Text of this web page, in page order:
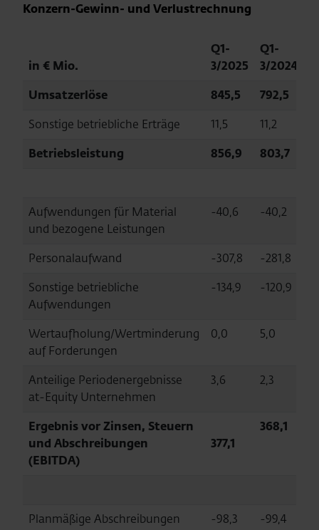
Konzern-Gewinn- und Verlustrechnung
in € Mio.
Q1-
3/2025
Q1-
3/2024
Umsatzerlöse
845,5
792,5
Sonstige betriebliche Erträge
11,5
11,2
Betriebsleistung
856,9 803,7
Aufwendungen für Material
und bezogene Leistungen
-40,6 -40,2
Personalaufwand -307,8
-281,8
Sonstige betriebliche
Aufwendungen
-134,9 -120,9
Wertaufholung/Wertminderung
auf Forderungen
0,0 5,0
Anteilige Periodenergebnisse
at-Equity Unternehmen
3,6 2,3
Ergebnis vor Zinsen, Steuern
und Abschreibungen
(EBITDA)
377,1
368,1
Planmäßige Abschreibungen -98,3
-99,4